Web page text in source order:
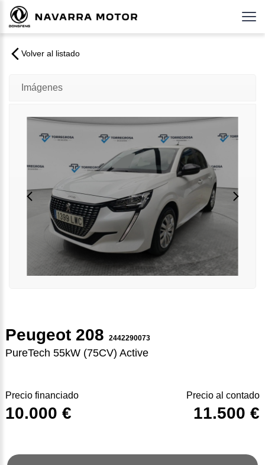
Volver al listado
Imágenes
Peugeot 208 2442290073
PureTech 55kW (75CV) Active
Precio financiado
10.000 €
Precio al contado
11.500 €